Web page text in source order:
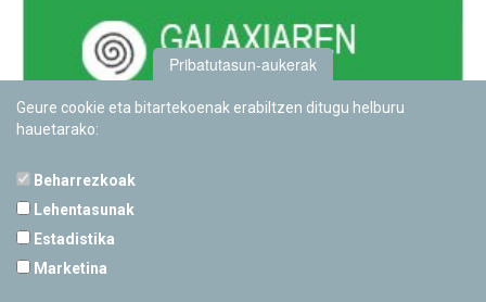
Pribatutasun-aukerak
Geure cookie eta bitartekoenak erabiltzen ditugu helburu
hauetarako:
Beharrezkoak
Lehentasunak
Estadistika
Marketina